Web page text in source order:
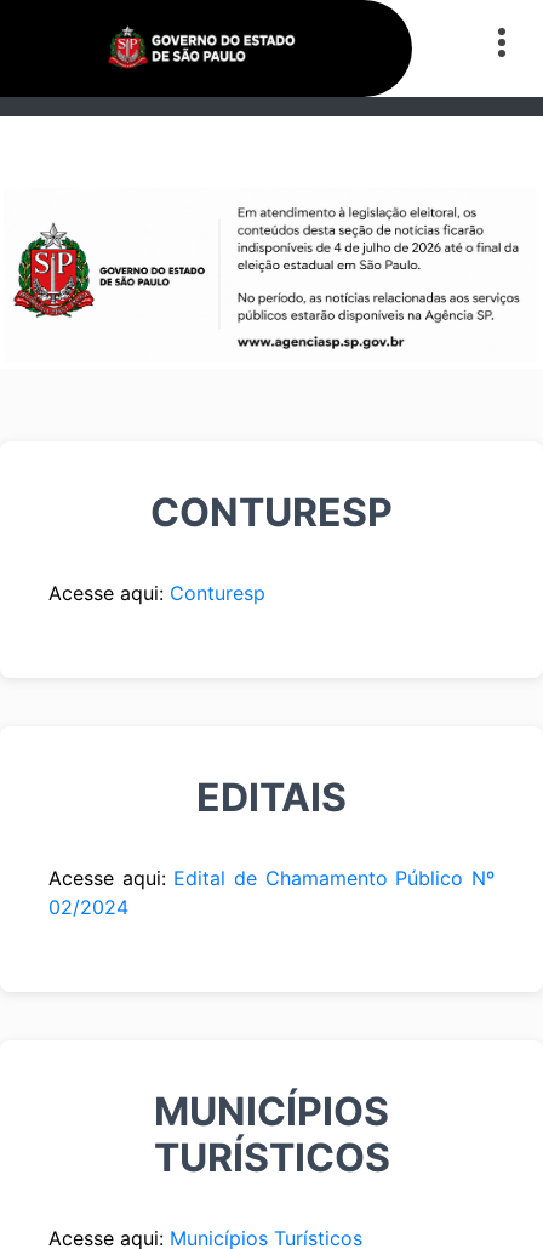
CONTURESP
Acesse aqui: Conturesp
EDITAIS
Acesse aqui: Edital de Chamamento Público Nº
02/2024
MUNICÍPIOS
TURÍSTICOS
Acesse aqui: Municípios Turísticos